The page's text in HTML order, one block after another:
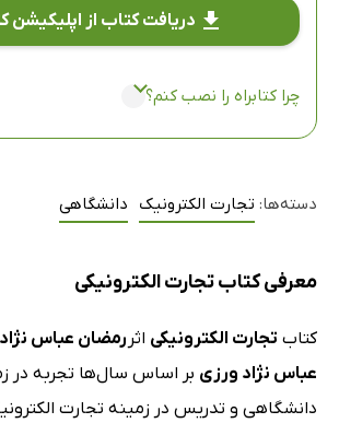
دریافت کتاب از اپلیکیشن
چرا کتابراه را نصب کنم؟
دسته‌ها: تجارت الکترونیک دانشگاهی
معرفی کتاب تجارت الکترونیکی
کتاب تجارت الکترونیکی اثر رمضان عباس
عباس نژاد ورزی بر اساس سال‌ها تجربه در
دانشگاهی و تدریس در زمینه تجارت